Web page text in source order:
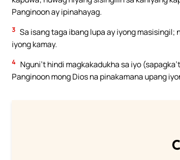
Panginoon ay ipinahayag.
3 Sa isang taga ibang lupa ay iyong
iyong kamay.
4 Nguni’t hindi magkakadukha sa iyo
Panginoon mong Dios na pinakamana upang